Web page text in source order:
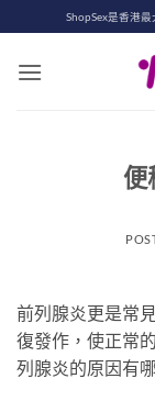
to
content
ShopSex是香港
便
前列腺炎更是常
復發作，使正常
列腺炎的原因有